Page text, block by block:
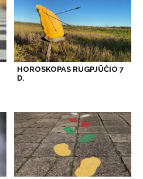
HOROSKOPAS RUGPJŪČIO 7
D.